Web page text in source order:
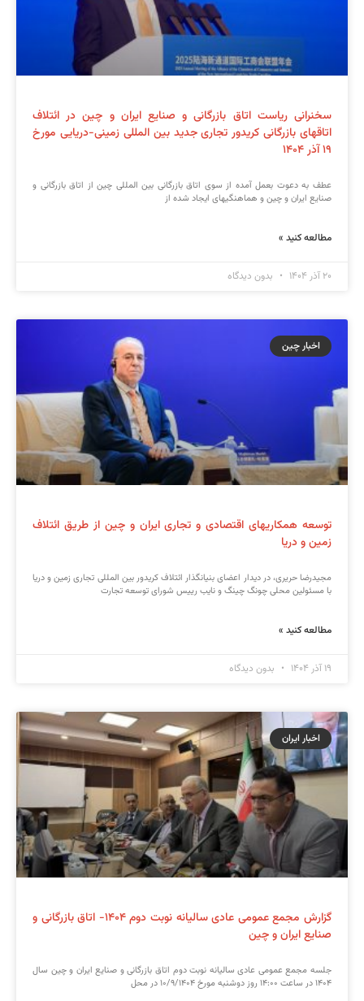
سخنرانی ریاست اتاق بازرگانی و صنایع ایران و چین در ائتلاف
اتاقهای بازرگانی کریدور تجاری جدید بین المللی زمینی-دریایی مورخ
۱۹ آذر ۱۴۰۴
عطف به دعوت بعمل آمده از سوی اتاق بازرگانی بین المللی چین از اتاق بازرگانی و
صنایع ایران و چین و هماهنگیهای ایجاد شده از
مطالعه کنید »
۲۰ آذر ۱۴۰۴ بدون دیدگاه
اخبار چین
توسعه همکاریهای اقتصادی و تجاری ایران و چین از طریق ائتلاف
زمین و دریا
مجیدرضا حریری، در دیدار اعضای بنیانگذار ائتلاف کریدور بین المللی تجاری زمین و دریا
با مسئولین محلی چونگ چینگ و نایب رییس شورای توسعه تجارت
مطالعه کنید »
۱۹ آذر ۱۴۰۴ بدون دیدگاه
اخبار ایران
گزارش مجمع عمومی عادی سالیانه نوبت دوم ۱۴۰۴- اتاق بازرگانی و
صنایع ایران و چین
جلسه مجمع عمومی عادی سالیانه نوبت دوم اتاق بازرگانی و صنایع ایران و چین سال
۱۴۰۴ در ساعت ۱۴:۰۰ روز دوشنبه مورخ ۱۰/۹/۱۴۰۴ در محل